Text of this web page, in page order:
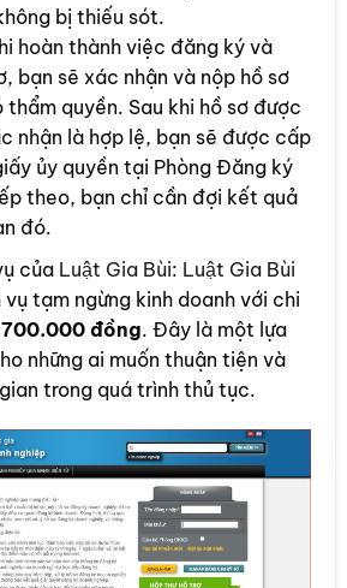
bị thiếu sót.
hoàn thành việc đăng ký và
bạn sẽ xác nhận và nộp hồ sơ
quyền. Sau khi hồ sơ được
nhận là hợp lệ, bạn sẽ được cấp
ủy quyền tại Phòng Đăng ký
theo, bạn chỉ cần đợi kết quả
đó.
của Luật Gia Bùi: Luật Gia Bùi
tạm ngừng kinh doanh với chi
đồng. Đây là một lựa
những ai muốn thuận tiện và
trong quá trình thủ tục.